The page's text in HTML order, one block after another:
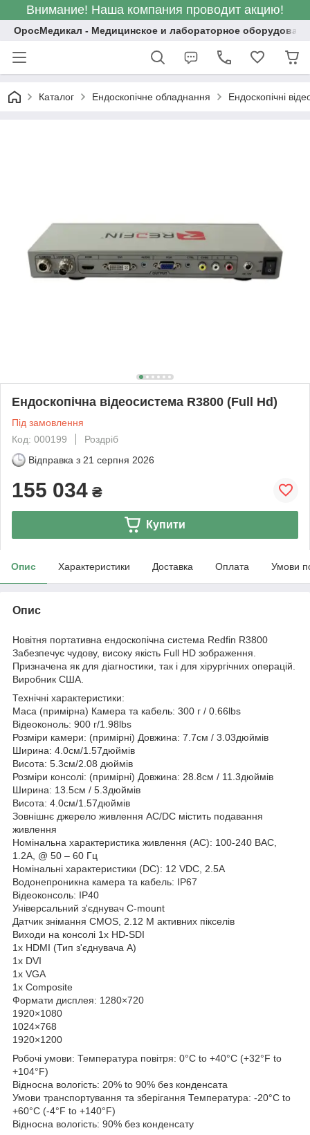
Внимание! Наша компания проводит акцию!
ОросМедикал - Медицинское и лабораторное
Каталог Ендоскопічне обладнання Ендоскопічні
Ендоскопічна відеосистема R3800 (Full Hd)
Під замовлення
Код: 000199
Роздріб
Відправка з 21 серпня 2026
155 034 ₴
Купити
Опис Характеристики Доставка Оплата Умови
Опис
Новітня портативна ендоскопічна система Redfin R3800
Забезпечує чудову, високу якість Full HD зображення.
Призначена як для діагностики, так і для хірургічних операцій.
Виробник США.
Технічні характеристики:
Маса (примірна) Камера та кабель: 300 г / 0.66lbs
Відеоконоль: 900 г/1.98lbs
Розміри камери: (примірні) Довжина: 7.7см / 3.03дюймів
Ширина: 4.0см/1.57дюймів
Висота: 5.3см/2.08 дюймів
Розміри консолі: (примірні) Довжина: 28.8см / 11.3дюймів
Ширина: 13.5см / 5.3дюймів
Висота: 4.0см/1.57дюймів
Зовнішнє джерело живлення AC/DC містить подавання
живлення
Номінальна характеристика живлення (AC): 100-240 ВAC,
1.2A, @ 50 – 60 Гц
Номінальні характеристики (DC): 12 VDC, 2.5A
Водонепроникна камера та кабель: IP67
Відеоконсоль: IP40
Універсальний з'єднувач C-mount
Датчик знімання CMOS, 2.12 M активних пікселів
Виходи на консолі 1x HD-SDI
1x HDMI (Тип з'єднувача A)
1x DVI
1x VGA
1x Composite
Формати дисплея: 1280×720
1920×1080
1024×768
1920×1200
Робочі умови: Температура повітря: 0°C to +40°C (+32°F to
+104°F)
Відносна вологість: 20% to 90% без конденсата
Умови транспортування та зберігання Температура: -20°C to
+60°C (-4°F to +140°F)
Відносна вологість: 90% без конденсату